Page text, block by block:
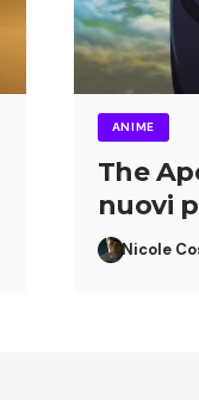
ANIME
The
nuovi
Nicole